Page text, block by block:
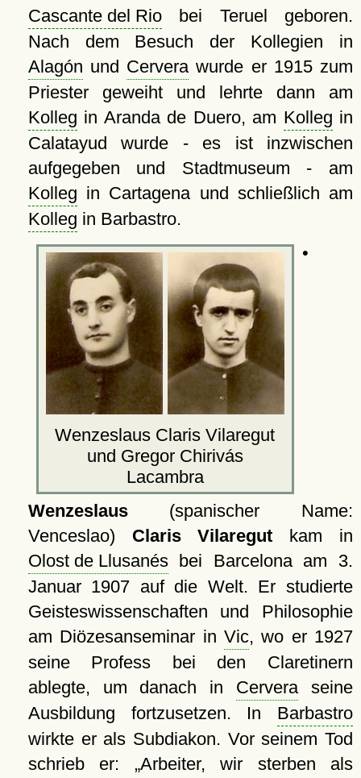
Cascante del Riobei Teruel geboren.
Nach dem Besuch der Kollegien in
Alagón und Cerverawurde er 1915 zum
Priester geweiht und lehrte dann am
Kolleg in Aranda de Duero, am Kolleg in
Calatayud wurde - es ist inzwischen
aufgegeben und Stadtmuseum - am
Kolleg in Cartagena und schließlich am
Kolleg in Barbastro.
Wenzeslaus Claris Vilaregut
und Gregor Chirivás
Lacambra
•
Wenzeslaus(spanischer Name:
Venceslao) Claris Vilaregut kam in
Olost de Llusanésbei Barcelona am 3.
Januar 1907 auf die Welt. Er studierte
Geisteswissenschaften und Philosophie
am Diözesanseminar in Vic, wo er 1927
seine Profess bei den Claretinern
ablegte, um danach in Cerveraseine
Ausbildung fortzusetzen. In Barbastro
wirkte er als Subdiakon. Vor seinem Tod
schrieb er:
Arbeiter, wir sterben als